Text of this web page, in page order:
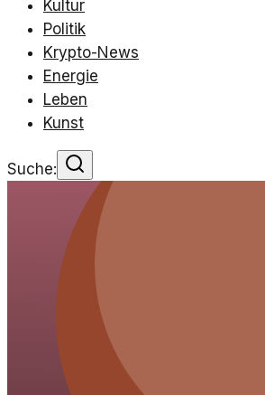
Kultur
Politik
Krypto-News
Energie
Leben
Kunst
Suche: